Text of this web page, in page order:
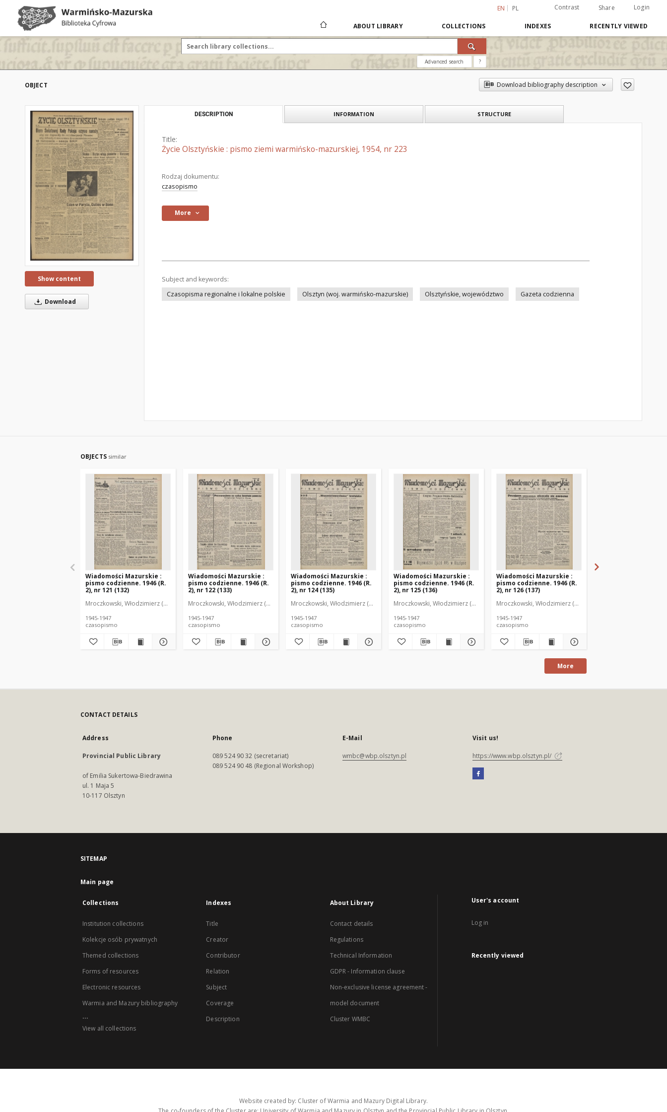
EN PL Contrast Share Login
ABOUT LIBRARY COLLECTIONS INDEXES RECENTLY VIEWED
Advanced search ?
OBJECT Download bibliography description
Show content
Download
DESCRIPTION INFORMATION STRUCTURE
Title:
Życie Olsztyńskie : pismo ziemi warmińsko-mazurskiej, 1954, nr 223
Rodzaj dokumentu:
czasopismo
More
Subject and keywords:
Czasopisma regionalne i lokalne polskie
Olsztyn (woj. warmińsko-mazurskie) Olsztyńskie, województwo Gazeta codzienna
OBJECTS similar
Wiadomości Mazurskie :
pismo codzienne. 1946 (R.
2), nr 121 (132)
Mroczkowski, Włodzimierz (1902-1971). Redaktor
1945-1947
czasopismo
Wiadomości Mazurskie :
pismo codzienne. 1946 (R.
2), nr 122 (133)
Mroczkowski, Włodzimierz (1902-1971). Redaktor
1945-1947
czasopismo
Wiadomości Mazurskie :
pismo codzienne. 1946 (R.
2), nr 124 (135)
Mroczkowski, Włodzimierz (1902-1971). Redaktor
1945-1947
czasopismo
Wiadomości Mazurskie :
pismo codzienne. 1946 (R.
2), nr 125 (136)
Mroczkowski, Włodzimierz (1902-1971). Redaktor
1945-1947
czasopismo
Wiadomości Mazurskie :
pismo codzienne. 1946 (R.
2), nr 126 (137)
Mroczkowski, Włodzimierz (1902-1971). Redaktor
1945-1947
czasopismo
More
CONTACT DETAILS
Address
Provincial Public Library
of Emilia Sukertowa-Biedrawina
ul. 1 Maja 5
10-117 Olsztyn
Phone
089 524 90 32 (secretariat)
089 524 90 48 (Regional Workshop)
E-Mail
wmbc@wbp.olsztyn.pl
Visit us!
https://www.wbp.olsztyn.pl/
SITEMAP
Main page
Collections
Institution collections
Kolekcje osób prywatnych
Themed collections
Forms of resources
Electronic resources
Warmia and Mazury bibliography
...
View all collections
Indexes
Title
Creator
Contributor
Relation
Subject
Coverage
Description
About Library
Contact details
Regulations
Technical Information
GDPR - Information clause
Non-exclusive license agreement -
model document
Cluster WMBC
User's account
Log in
Recently viewed
Website created by: Cluster of Warmia and Mazury Digital Library.